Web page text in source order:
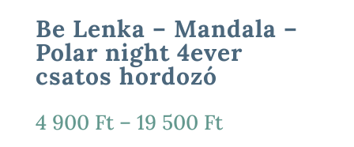
Be Lenka – Mandala –
Polar night 4ever
csatos hordozó
4 900 Ft – 19 500 FtÁrtartomány: